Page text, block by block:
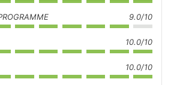
9.0/10
10.0/10
10.0/10